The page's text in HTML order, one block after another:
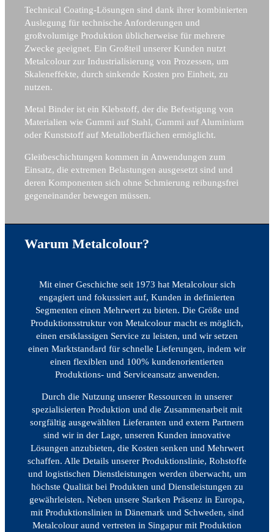
Technical Coating-Lösungen sind dank ihrer kombinierten
Auslegung für technische Anforderungen und
großvolumige Produktion üblicherweise für mehrere
Zwecke geeignet. Ein Großteil unserer Kunden nutzt
Metalcolour zur Industrialisierung von Prozessen, um
Skaleneffekte, durch sinkende Kosten pro Einheit, zu
nutzen.
Metal Binder ist ein Klebstoff, der die Befestigung von
Materialien wie Gummi auf Stahl, Gummi auf Aluminium
oder Kunststoff auf Metalloberflächen ermöglicht.
Gleitbeschichtungen kommen in Anwendungen zum
Einsatz, die extremen Belastungen ausgesetzt sind und
deren Komponenten sich ohne Schmierung reibungsfrei
gegeneinander bewegen müssen.
Warum Metalcolour?
Mit einer Geschichte seit 1973 hat Metalcolour sich
engagiert und fokussiert auf, Kunden in definierten
Segmenten einen Mehrwert zu bieten. Die Größe und
Produktionsstruktur von Metalcolour macht es möglich,
einen erstklassigen Service zu leisten, und wir setzen
einen Marktstandard für schnelle Lieferungen, indem wir
einen flexiblen und 100% kundenorientierten
Produktions- und Serviceansatz anwenden.
Durch die Nutzung unserer Ressourcen in unserer
spezialisierten Produktion und die Zusammenarbeit mit
sorgfältig ausgewählten Lieferanten und extern Partnern
sind wir in der Lage, unseren Kunden innovative
Lösungen anzubieten, die Kosten senken und Mehrwert
schaffen. Alle Details unserer Produktionslinie, Rohstoffe
und logistischen Dienstleistungen werden überwacht, um
höchste Qualität bei Produkten und Dienstleistungen zu
gewährleisten. Neben unsere Starken Präsenz in Europa,
mit Produktionslinien in Dänemark und Schweden, sind
Metalcolour aund vertreten in Singapur mit Produktion